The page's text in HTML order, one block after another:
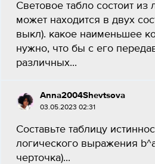
Световое табло состоит из
может находится в двух
выкл). какое наименьшее
нужно, что бы с его
различных...
Anna2004Shevtsova
03.05.2023 02:31
Составьте таблицу
логического выражения
черточка)...